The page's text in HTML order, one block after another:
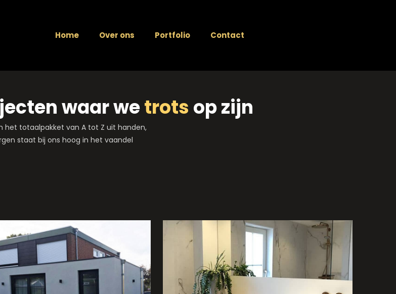
Home Over ons Portfolio Contact
waar wetrots op zijn
het totaalpakket van A tot Z uit handen,
staat bij ons hoog in het vaandel
verbouwing
Badkamer renovatie
Beugen